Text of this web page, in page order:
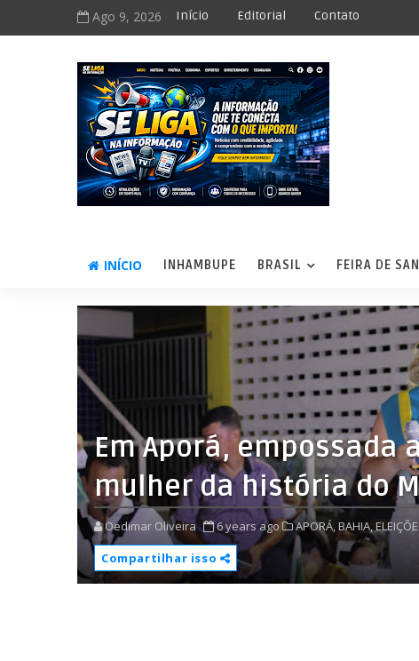
Ago 9, 2026 Início Editorial Contato
INÍCIO INHAMBUPE BRASIL FEIRA DE
Em Aporá,
mulher da história do
Oedimar Oliveira 6 years ago APORÁ,BAHIA,
Compartilhar isso